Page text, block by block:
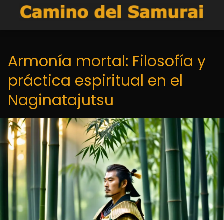
Armonía mortal: Filosofía y
práctica espiritual en el
Naginatajutsu